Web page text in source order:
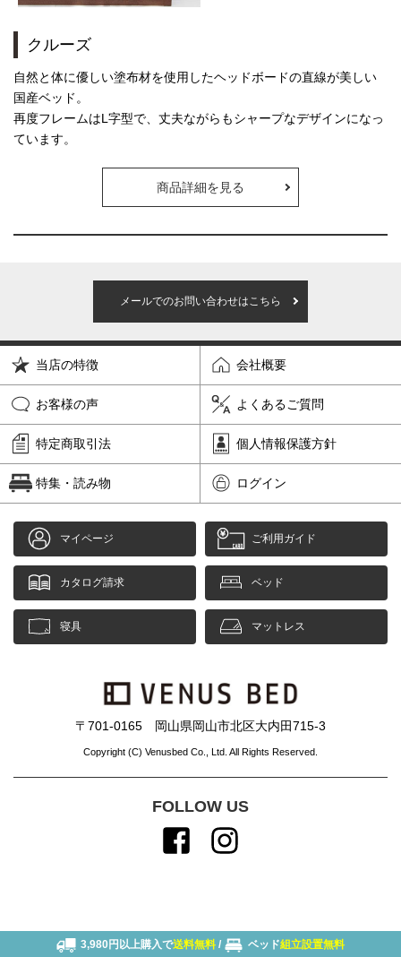
クルーズ
自然と体に優しい塗布材を使用したヘッドボードの直線が美しい
国産ベッド。
再度フレームはL字型で、丈夫ながらもシャープなデザインになっ
ています。
商品詳細を見る
メールでのお問い合わせはこちら
当店の特徴 会社概要
お客様の声 よくあるご質問
特定商取引法 個人情報保護方針
特集・読み物 ログイン
マイページ ご利用ガイド
カタログ請求 ベッド
寝具 マットレス
〒701-0165 岡山県岡山市北区大内田715-3
Copyright (C) Venusbed Co., Ltd. All Rights Reserved.
FOLLOW US
3,980円以上購入で送料無料 / ベッド組立設置無料